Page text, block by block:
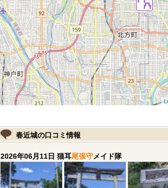
春近城の口コミ情報
2026年06月11日 猫耳尾張守メイド隊